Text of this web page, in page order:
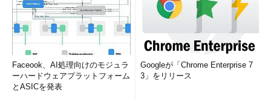
Faceook、AI処理向けのモジュラ
ーハードウェアプラットフォーム
とASICを発表
Googleが「Chrome Enterprise 7
3」をリリース